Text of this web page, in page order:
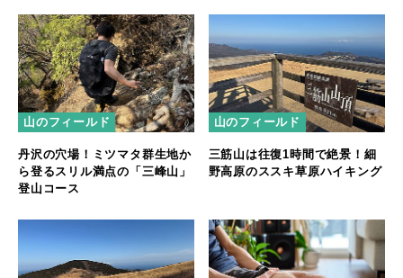
山のフィールド
丹沢の穴場！ミツマタ群生地か
ら登るスリル満点の「三峰山」
登山コース
山のフィールド
三筋山は往復1時間で絶景！細
野高原のススキ草原ハイキング